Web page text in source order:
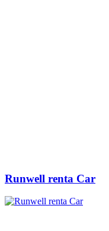
Runwell renta Car